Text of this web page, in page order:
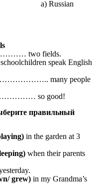
… a) Russian
two fields.
speak English
many people
so good!
правильный
in the garden at 3
when their parents
grew) in my Grandma’s